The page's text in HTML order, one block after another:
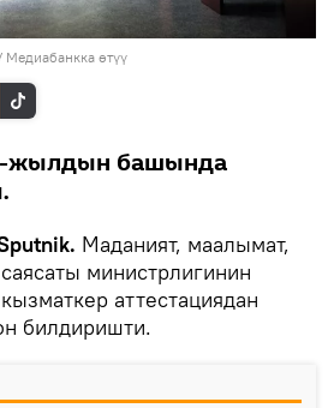
Медиабанкка өтүү
жылдын башында
Маданият, маалымат,
министрлигинин
аттестациядан
билдиришти.